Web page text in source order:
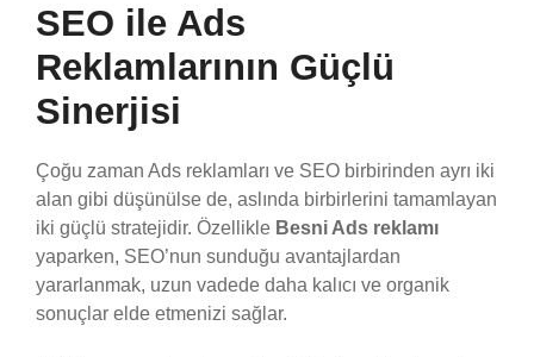
SEO ile Ads
Reklamlarının Güçlü
Sinerjisi
Çoğu zaman Ads reklamları ve SEO birbirinden ayrı iki
alan gibi düşünülse de, aslında birbirlerini tamamlayan
iki güçlü stratejidir. Özellikle Besni Ads reklamı
yaparken, SEO’nun sunduğu avantajlardan
yararlanmak, uzun vadede daha kalıcı ve organik
sonuçlar elde etmenizi sağlar.